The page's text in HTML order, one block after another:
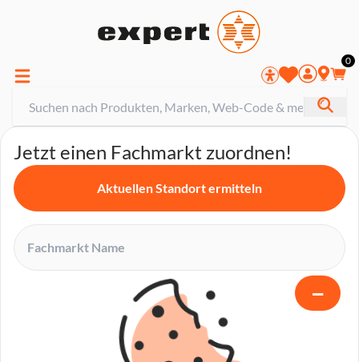
0
Jetzt einen Fachmarkt zuordnen!
Aktuellen Standort ermitteln
−